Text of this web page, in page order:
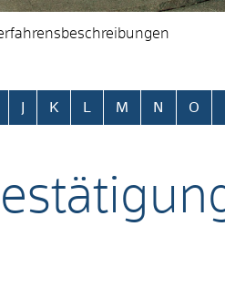
K M N O